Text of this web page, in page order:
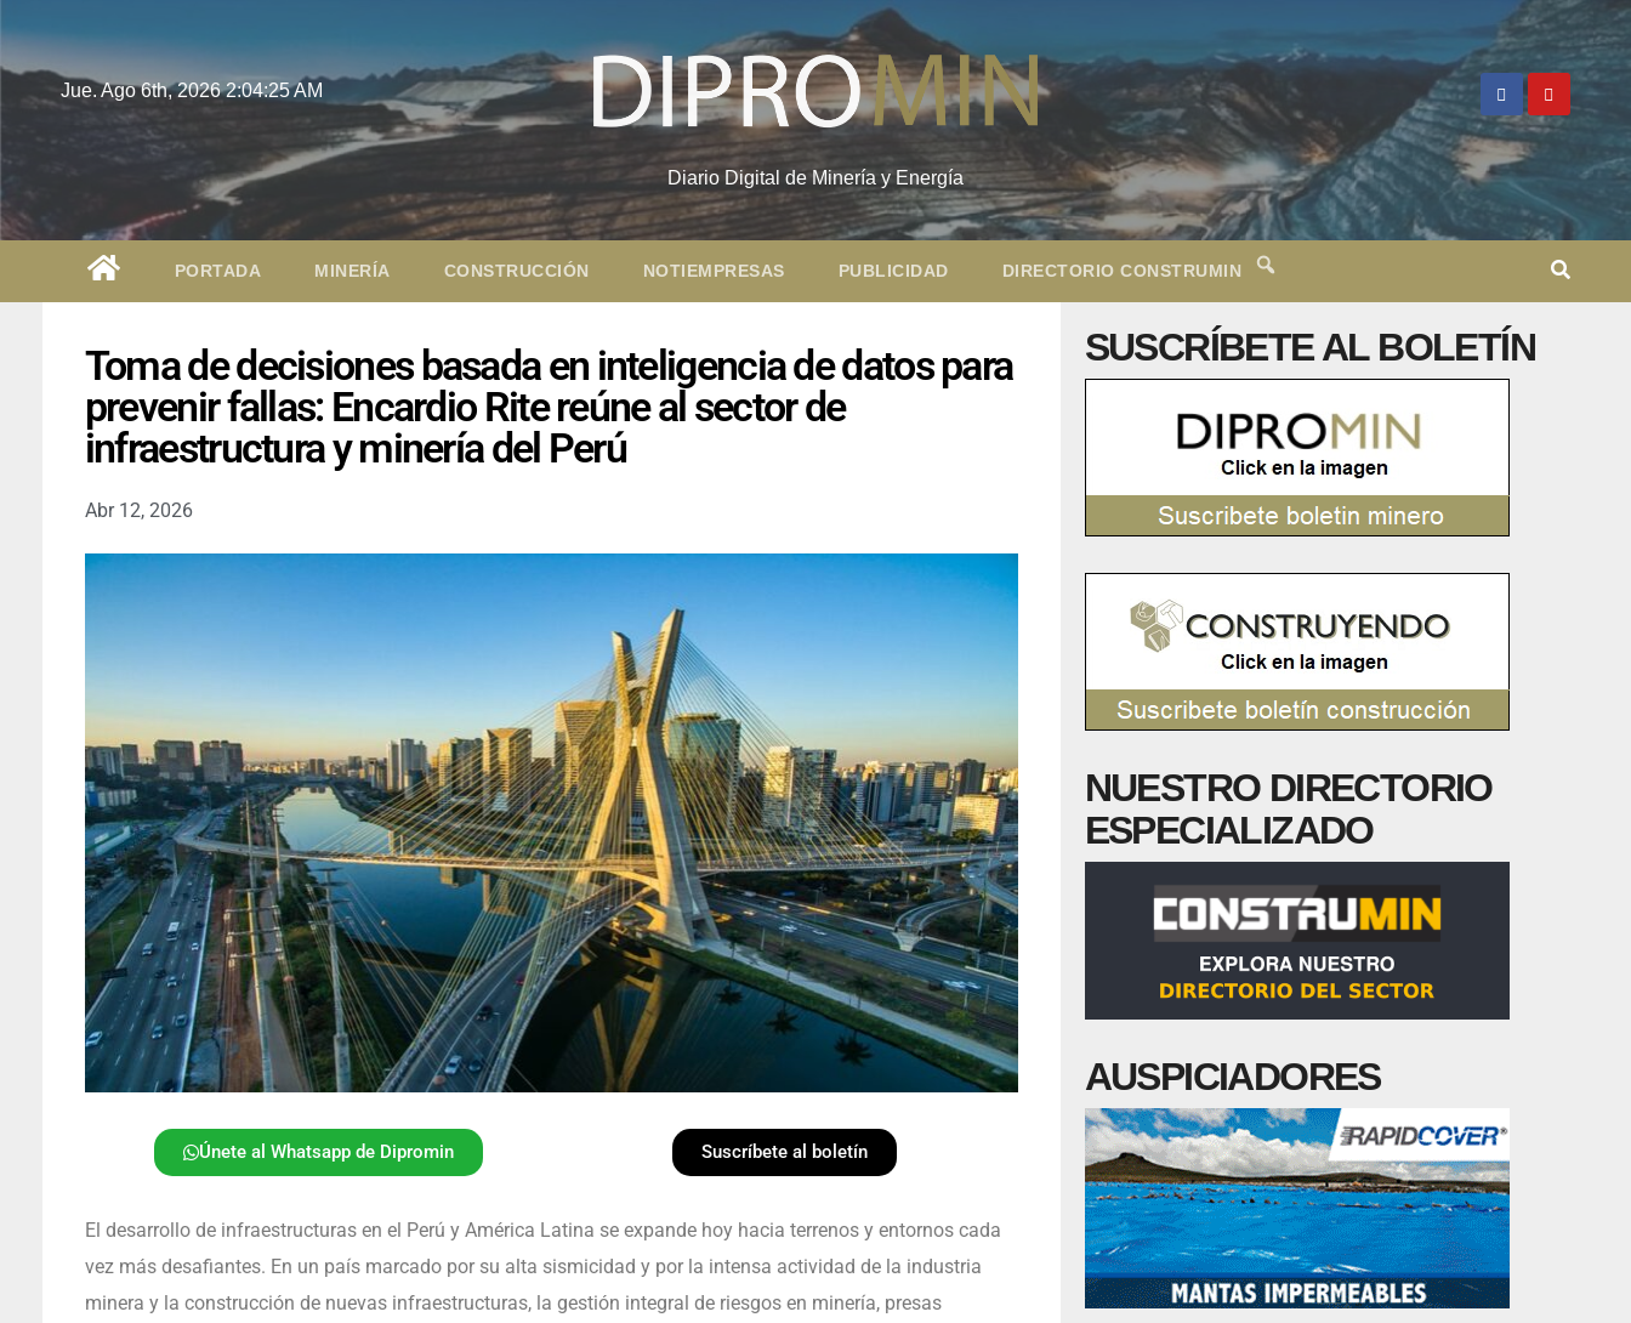
Jue. Ago 6th, 20262:04:26 AM
Diario Digital de Minería y Energía
PORTADA MINERÍA CONSTRUCCIÓN NOTIEMPRESAS PUBLICIDAD DIRECTORIO CONSTRUMIN
Toma de decisiones basada en inteligencia de datos para
prevenir fallas: Encardio Rite reúne al sector de
infraestructura y minería del Perú
Abr 12, 2026
Únete al Whatsapp de Dipromin Suscríbete al boletín
El desarrollo de infraestructuras en el Perú y América Latina se expande hoy hacia terrenos y entornos cada
vez más desafiantes. En un país marcado por su alta sismicidad y por la intensa actividad de la industria
minera y la construcción de nuevas infraestructuras, la gestión integral de riesgos en minería, presas
SUSCRÍBETE AL BOLETÍN
NUESTRO DIRECTORIO
ESPECIALIZADO
AUSPICIADORES